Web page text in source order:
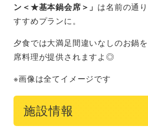
ン＜★基本鍋会席＞」 は名前の通
すすめプランに。
夕食では大満足間違いなしのお鍋
席料理が提供されますよ◎
※画像は全てイメージです
施設情報